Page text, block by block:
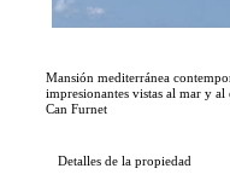
Mansión mediterránea
impresionantes vistas al mar y al
Can Furnet
Detalles de la propiedad